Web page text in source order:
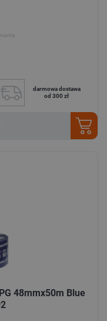
darmowa dostawa
od 300 zł
48mmx50m Blue